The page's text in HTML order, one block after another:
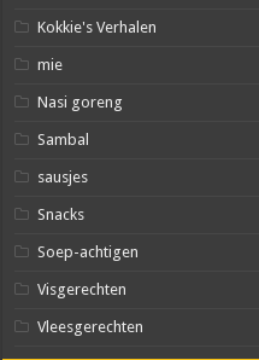
Kokkie's Verhalen
mie
Nasi goreng
Sambal
sausjes
Snacks
Soep-achtigen
Visgerechten
Vleesgerechten